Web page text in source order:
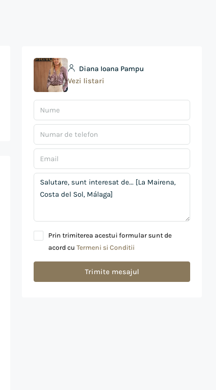
Diana Ioana Pampu
Vezi listari
Prin trimiterea acestui formular sunt de
acord cu Termeni si Conditii
Trimite mesajul